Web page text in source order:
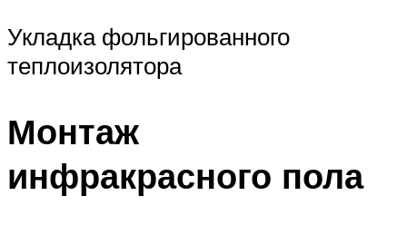
Укладка фольгированного
теплоизолятора
Монтаж
инфракрасного пола